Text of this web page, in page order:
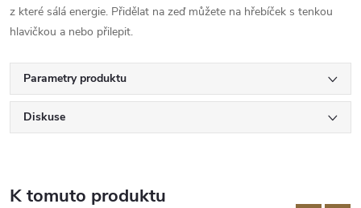
z které sálá energie. Přidělat na zeď můžete na hřebíček s tenkou
hlavičkou a nebo přilepit.
Parametry produktu
Diskuse
K tomuto produktu